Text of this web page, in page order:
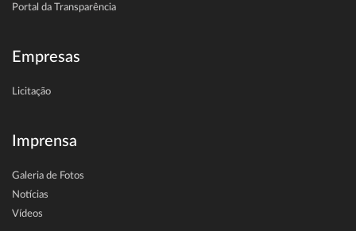
Portal da Transparência
Empresas
Licitação
Imprensa
Galeria de Fotos
Notícias
Vídeos